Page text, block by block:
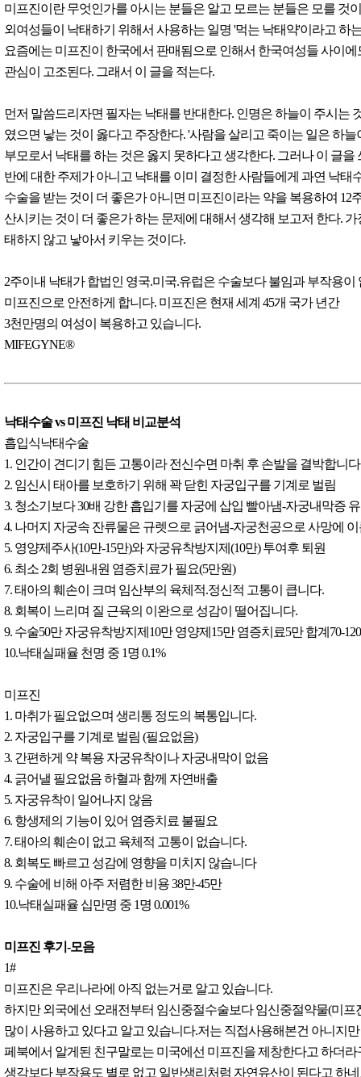
미프진이란 무엇인가를 아시는 분들은 알고 모르는 분들은 모를 것
외여성들이 낙태하기 위해서 사용하는 일명 '먹는 낙태약'이라고 하
요즘에는 미프진이 한국에서 판매됨으로 인해서 한국여성들 사이
관심이 고조된다. 그래서 이 글을 적는다.
먼저 말씀드리자면 필자는 낙태를 반대한다. 인명은 하늘이 주시는
였으면 낳는 것이 옳다고 주장한다. '사람을 살리고 죽이는 일은 하늘
부모로서 낙태를 하는 것은 옳지 못하다고 생각한다. 그러나 이 글을
반에 대한 주제가 아니고 낙태를 이미 결정한 사람들에게 과연 낙태
수술을 받는 것이 더 좋은가 아니면 미프진이라는 약을 복용하여 12
산시키는 것이 더 좋은가 하는 문제에 대해서 생각해 보고저 한다. 가
태하지 않고 낳아서 키우는 것이다.
2주이내 낙태가 합법인 영국.미국.유럽은 수술보다 불임과 부작용이
미프진으로 안전하게 합니다. 미프진은 현재 세계 45개 국가 년간
3천만명의 여성이 복용하고 있습니다.
MIFEGYNE®
낙태수술 vs 미프진 낙태 비교분석
흡입식낙태수술
1. 인간이 견디기 힘든 고통이라 전신수면 마취 후 손발을 결박합니
2. 임신시 태아를 보호하기 위해 꽉 닫힌 자궁입구를 기계로 벌림
3. 청소기보다 30배 강한 흡입기를 자궁에 삽입 빨아냄-자궁내막증
4. 나머지 자궁속 잔류물은 규렛으로 긁어냄-자궁천공으로 사망에
5. 영양제주사(10만-15만)와 자궁유착방지제(10만) 투여후 퇴원
6. 최소 2회 병원내원 염증치료가 필요(5만원)
7. 태아의 훼손이 크며 임산부의 육체적.정신적 고통이 큽니다.
8. 회복이 느리며 질 근육의 이완으로 성감이 떨어집니다.
9. 수술50만 자궁유착방지제10만 영양제15만 염증치료5만 합계70-
10.낙태실패율 천명 중 1명 0.1%
미프진
1. 마취가 필요없으며 생리통 정도의 복통입니다.
2. 자궁입구를 기계로 벌림 (필요없음)
3. 간편하게 약 복용 자궁유착이나 자궁내막이 없음
4. 긁어낼 필요없음 하혈과 함께 자연배출
5. 자궁유착이 일어나지 않음
6. 항생제의 기능이 있어 염증치료 불필요
7. 태아의 훼손이 없고 육체적 고통이 없습니다.
8. 회복도 빠르고 성감에 영향을 미치지 않습니다
9. 수술에 비해 아주 저렴한 비용 38만-45만
10.낙태실패율 십만명 중 1명 0.001%
미프진 후기-모음
1#
미프진은 우리나라에 아직 없는거로 알고 있습니다.
하지만 외국에선 오래전부터 임신중절수술보다 임신중절약물(미프
많이 사용하고 있다고 알고 있습니다.저는 직접사용해본건 아니지만
페북에서 알게된 친구말로는 미국에선 미프진을 제창한다고 하더라
생각보다 부작용도 별로 없고 일반생리처럼 자연유산이 된다고 하